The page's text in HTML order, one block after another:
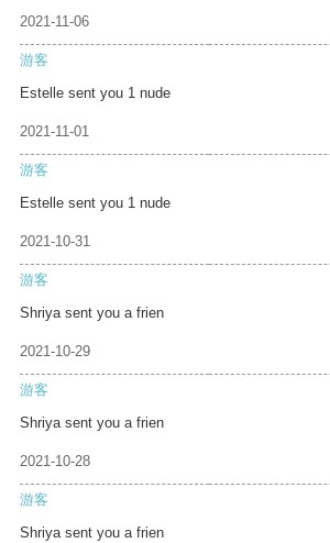
2021-11-06
游客
Estelle sent you 1 nude
2021-11-01
游客
Estelle sent you 1 nude
2021-10-31
游客
Shriya sent you a frien
2021-10-29
游客
Shriya sent you a frien
2021-10-28
游客
Shriya sent you a frien